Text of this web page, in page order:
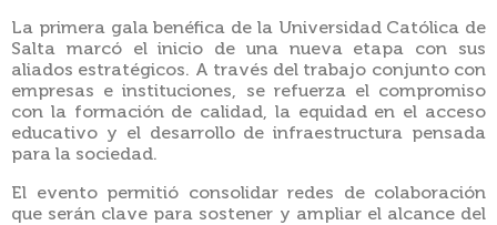
La primera gala benéfica de la Universidad Católica de
Salta marcó el inicio de una nueva etapa con sus
aliados estratégicos. A través del trabajo conjunto con
empresas e instituciones, se refuerza el compromiso
con la formación de calidad, la equidad en el acceso
educativo y el desarrollo de infraestructura pensada
para la sociedad.
El evento permitió consolidar redes de colaboración
que serán clave para sostener y ampliar el alcance del